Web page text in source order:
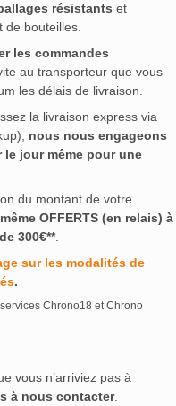
résistants et
de bouteilles.
les commandes
au transporteur que vous
les délais de livraison.
la livraison express via
nous nous engageons
jour même pour une
du montant de votre
OFFERTS (en relais) à
300€**.
sur les modalités de
.
Chrono18 et Chrono
vous n’arriviez pas à
à nous contacter.